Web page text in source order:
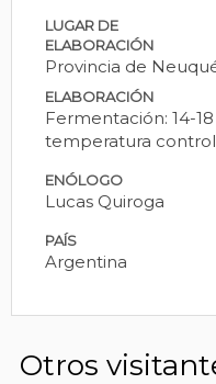
LUGAR DE
ELABORACIÓN
Provincia de
ELABORACIÓN
Fermentación: 14-
temperatura
ENÓLOGO
Lucas Quiroga
PAÍS
Argentina
Otros